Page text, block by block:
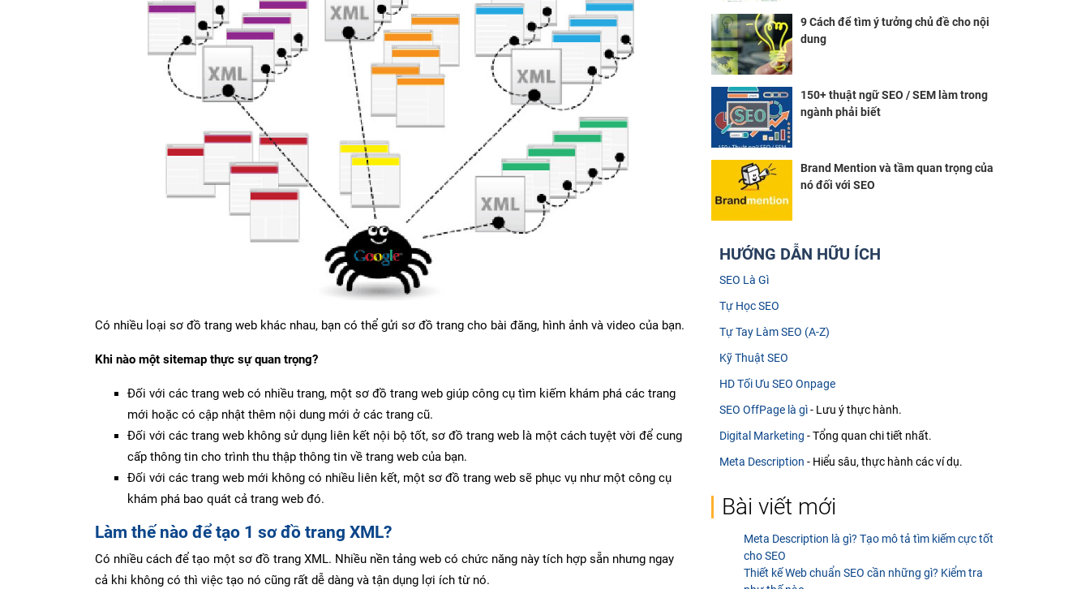
Có nhiều loại sơ đồ trang web khác nhau, bạn có thể gửi sơ đồ trang cho bài đăng, hình ảnh và video của bạn.
Khi nào một sitemap thực sự quan trọng?
Đối với các trang web có nhiều trang, một sơ đồ trang web giúp công cụ tìm kiếm khám phá các trang
mới hoặc có cập nhật thêm nội dung mới ở các trang cũ.
Đối với các trang web không sử dụng liên kết nội bộ tốt, sơ đồ trang web là một cách tuyệt vời để cung
cấp thông tin cho trình thu thập thông tin về trang web của bạn.
Đối với các trang web mới không có nhiều liên kết, một sơ đồ trang web sẽ phục vụ như một công cụ
khám phá bao quát cả trang web đó.
Làm thế nào để tạo 1 sơ đồ trang XML?
Có nhiều cách để tạo một sơ đồ trang XML. Nhiều nền tảng web có chức năng này tích hợp sẵn nhưng ngay
cả khi không có thì việc tạo nó cũng rất dễ dàng và tận dụng lợi ích từ nó.
9 Cách để tìm ý tưởng chủ đề cho nội
dung
150+ thuật ngữ SEO / SEM làm trong
ngành phải biết
Brand Mention và tầm quan trọng của
nó đối với SEO
HƯỚNG DẪN HỮU ÍCH
SEO Là Gì
Tự Học SEO
Tự Tay Làm SEO (A-Z)
Kỹ Thuật SEO
HD Tối Ưu SEO Onpage
SEO OffPage là gì- Lưu ý thực hành.
Digital Marketing - Tổng quan chi tiết nhất.
Meta Description - Hiểu sâu, thực hành các ví dụ.
Bài viết mới
Meta Description là gì? Tạo mô tả tìm kiếm cực tốt
cho SEO
Thiết kế Web chuẩn SEO cần những gì? Kiểm tra